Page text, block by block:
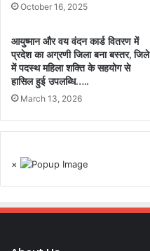
October 16, 2025
आयुष्मान और वय वंदन कार्ड वितरण में
प्रदेश का अग्रणी जिला बना बस्तर, जिले
में पदस्थ महिला शक्ति के सहयोग से
हासिल हुई उपलब्धि…..
March 13, 2026
×